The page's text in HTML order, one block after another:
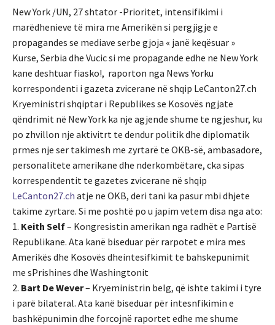
New York /UN, 27 shtator -Prioritet, intensifikimi i
marëdhenieve të mira me Amerikën si pergjigje e
propagandes se mediave serbe gjoja « janë keqësuar »
Kurse, Serbia dhe Vucic si me propagande edhe ne New York
kane deshtuar fiasko!, raporton nga News Yorku
korrespondenti i gazeta zvicerane në shqip LeCanton27.ch
Kryeministri shqiptar i Republikes se Kosovës ngjate
qëndrimit në New York ka nje agjende shume te ngjeshur, ku
po zhvillon nje aktivitrt te dendur politik dhe diplomatik
prmes nje ser takimesh me zyrtarë te OKB-së, ambasadore,
personalitete amerikane dhe nderkombëtare, cka sipas
korrespendentit te gazetes zvicerane në shqip
LeCanton27.ch atje ne OKB, deri tani ka pasur mbi dhjete
takime zyrtare. Si me poshtë po u japim vetem disa nga ato:
1. Keith Self– Kongresistin amerikan nga radhët e Partisë
Republikane. Ata kanë biseduar për rarpotet e mira mes
Amerikës dhe Kosovës dheintesifkimit te bahskepunimit
me sPrishines dhe Washingtonit
2. Bart De Wever– Kryeministrin belg, që ishte takimi i tyre
i parë bilateral. Ata kanë biseduar për intesnfikimin e
bashkëpunimin dhe forcojnë raportet edhe me shume